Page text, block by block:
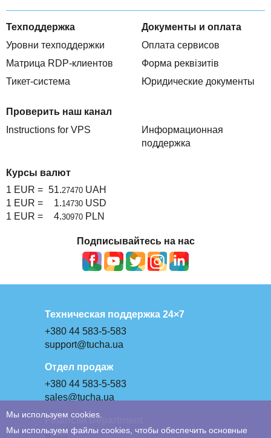
Техподдержка
Уровни техподдержки
Матрица RDP-клиентов
Тикет-система
Документы и оплата
Оплата сервисов
Форма реквізитів
Юридические документы
Проверить наш канал
Instructions for VPS
Информационная
поддержка
Курсы валют
1 EUR = 51.27470 UAH
1 EUR =
1.14730 USD
1 EUR =
4.30970 PLN
Подписывайтесь на нас
Техническая поддержка 24×7
+380 44 583-5-583
support@tucha.ua
Отдел продаж
+380 44 583-5-583
sales@tucha.ua
Financial Department
Мы используем cookies.
Мы используем файлы cookies, чтобы обеспечить основные